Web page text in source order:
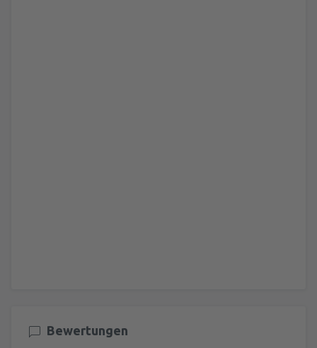
Bewertungen